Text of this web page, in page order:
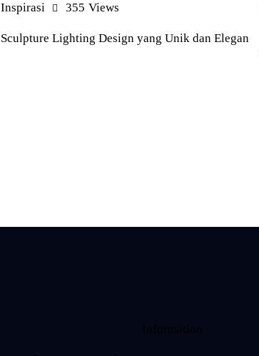
Inspirasi 355 Views
Sculpture Lighting Design yang Unik dan Elegan